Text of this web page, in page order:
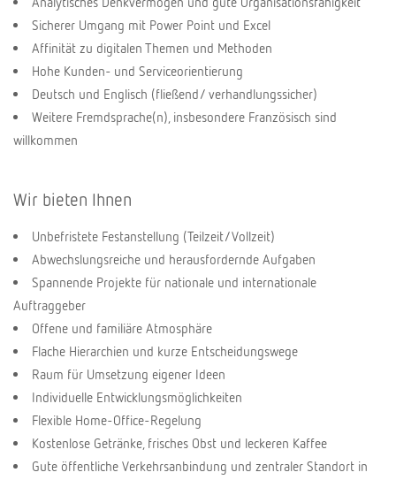
Sicherer Umgang mit Power Point und Excel
Affinität zu digitalen Themen und Methoden
Hohe Kunden- und Serviceorientierung
Deutsch und Englisch (fließend/ verhandlungssicher)
Weitere Fremdsprache(n), insbesondere Französisch sind
willkommen
Wir bieten Ihnen
Unbefristete Festanstellung (Teilzeit/Vollzeit)
Abwechslungsreiche und herausfordernde Aufgaben
Spannende Projekte für nationale und internationale
Auftraggeber
Offene und familiäre Atmosphäre
Flache Hierarchien und kurze Entscheidungswege
Raum für Umsetzung eigener Ideen
Individuelle Entwicklungsmöglichkeiten
Flexible Home-Office-Regelung
Kostenlose Getränke, frisches Obst und leckeren Kaffee
Gute öffentliche Verkehrsanbindung und zentraler Standort in